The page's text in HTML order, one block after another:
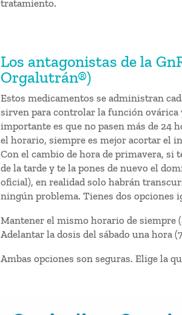
tratamiento.
Los antagonistas de la
Orgalutrán®)
Estos medicamentos se administran
sirven para controlar la función ovárica
importante es que no pasen más de 24
el horario, siempre es mejor acortar el
Con el cambio de hora de primavera, si
de la tarde y te la pones de nuevo el
oficial), en realidad solo habrán
ningún problema. Tienes dos opciones
Mantener el mismo horario de siempre
Adelantar la dosis del sábado una hora
Ambas opciones son seguras. Elige la